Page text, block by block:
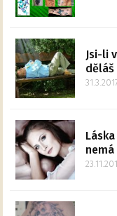
Jsi-li
děláš